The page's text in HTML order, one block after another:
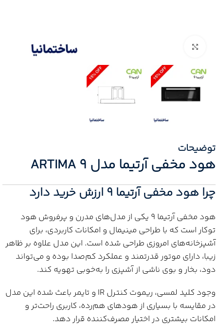
توضیحات
هود مخفی آرتیما مدل ARTIMA 9
چرا هود مخفی آرتیما 9 ارزش خرید دارد
هود مخفی آرتیما 9 یکی از مدل‌های مدرن و پرفروش هود
توکار است که با طراحی مینیمال و امکانات کاربردی، برای
آشپزخانه‌های امروزی طراحی شده است. این مدل علاوه بر ظاهر
زیبا، دارای موتور قدرتمند و عملکرد کم‌صدا بوده و می‌تواند
دود، بخار و بوی ناشی از آشپزی را به‌خوبی تهویه کند.
وجود کلید لمسی، ریموت کنترل IR و تایمر باعث شده این مدل
در مقایسه با بسیاری از هودهای هم‌رده، کاربری راحت‌تر و
امکانات بیشتری در اختیار مصرف‌کننده قرار دهد.